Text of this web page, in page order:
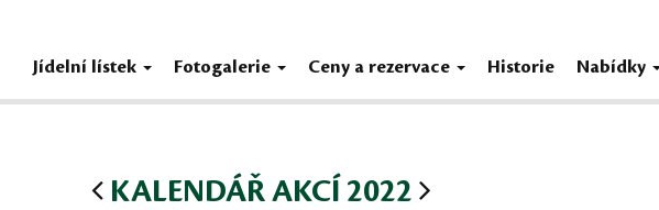
Jídelní lístek Fotogalerie Ceny a rezervace Historie Nabídky
KALENDÁŘ AKCÍ 2022